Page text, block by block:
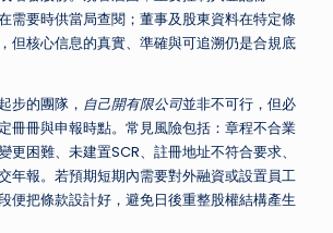
需要時供當局查閱；董事及股東資料在特定條
但核心信息的真實、準確與可追溯仍是合規底
步的團隊， 自己開有限公司並非不可行，但必
冊冊與申報時點。常見風險包括：章程不合業
更困難、未建置SCR、註冊地址不符合要求、
年報。若預期短期內需要對外融資或設置員工
便把條款設計好，避免日後重整股權結構產生